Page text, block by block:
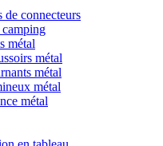
de connecteurs
camping
métal
métal
métal
métal
métal